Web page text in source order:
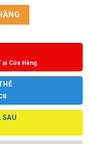
ĐỒNG HỒ TOPHILL
Cửa Hàng
SAU